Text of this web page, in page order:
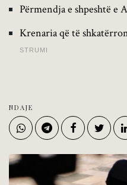
Përmendja e shpeshtë e
Krenaria që të
STRUMI
NDAJE